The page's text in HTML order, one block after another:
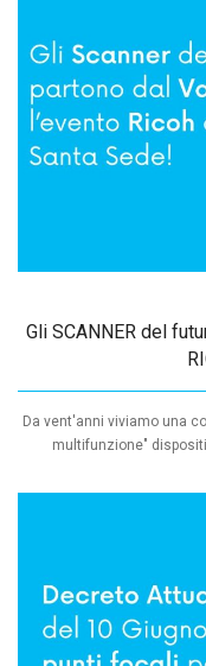
Gli SCANNER del
Da vent'anni viviamo una
multifunzione"